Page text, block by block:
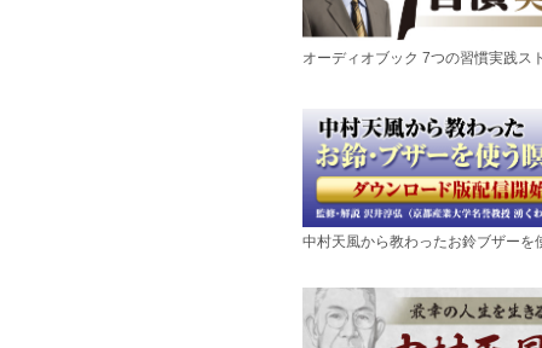
オーディオブック 7つの習慣実践ス
中村天風から教わったお鈴ブザーを